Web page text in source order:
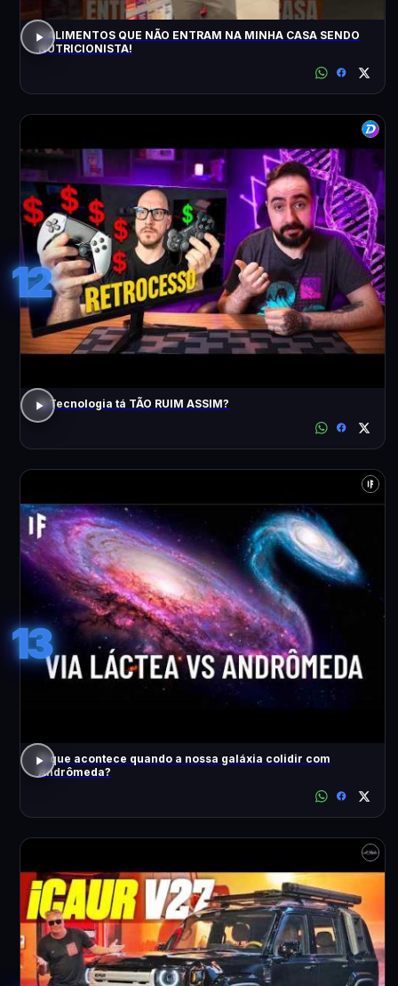
5 ALIMENTOS QUE NÃO ENTRAM NA MINHA CASA SENDO
NUTRICIONISTA!
12
A Tecnologia tá TÃO RUIM ASSIM?
13
O que acontece quando a nossa galáxia colidir com
Andrômeda?